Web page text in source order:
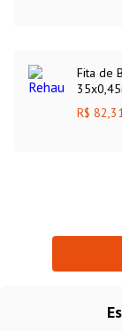
Fita de
R$